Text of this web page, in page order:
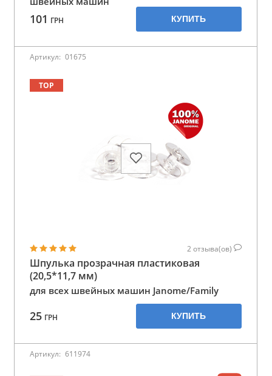
101 ГРН КУПИТЬ
Артикул: 01675
TOP
2 отзыва(ов)
Шпулька прозрачная пластиковая
(20,5*11,7 мм)
для всех швейных машин Janome/Family
25 ГРН КУПИТЬ
Артикул: 611974